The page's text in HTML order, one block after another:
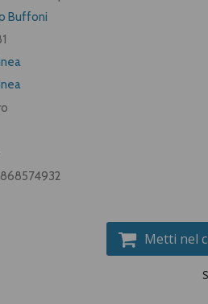
Buffoni
Metti nel